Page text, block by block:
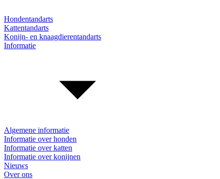
Hondentandarts
Kattentandarts
Konijn- en knaagdierentandarts
Informatie
Algemene informatie
Informatie over honden
Informatie over katten
Informatie over konijnen
Nieuws
Over ons